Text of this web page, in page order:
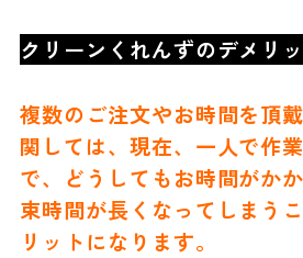
クリーンくれんずのデメリ
複数のご注文やお時間を頂
関しては、現在、一人で作
で、どうしてもお時間がか
束時間が長くなってしまう
リットになります。